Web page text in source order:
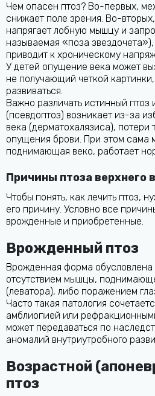
Чем опасен птоз? Во-первых,
снижает поле зрения. Во-
напрягает лобную мышцу и
называемая «поза
приводит к хроническому
У детей опущение века может
не получающий четкой
развиваться.
Важно различать истинный
(псевдоптоз) возникает из-за
века (дерматохалязиса), потери
опущения брови. При этом сама
поднимающая веко, работает
Причины птоза верхнего
Чтобы понять, как лечить птоз,
его причину. Условно все
врожденные и приобретенные.
Врожденный птоз
Врожденная форма обусловлена
отсутствием мышцы,
(леватора), либо поражением
Часто такая патология
амблиопией или
может передаваться по
аномалий внутриутробного
Возрастной
птоз